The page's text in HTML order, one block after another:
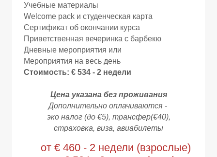
Учебные материалы
Welcome pack и студенческая карта
Сертификат об окончании курса
Приветственная вечеринка с барбекю
Дневные мероприятия или
Мероприятия на весь день
Стоимость: € 534 - 2 недели
Цена указана без проживания
Дополнительно оплачиваются -
эко налог (до €5), трансфер(€40),
страховка, виза, авиабилеты
от € 460 - 2 недели (взрослые)